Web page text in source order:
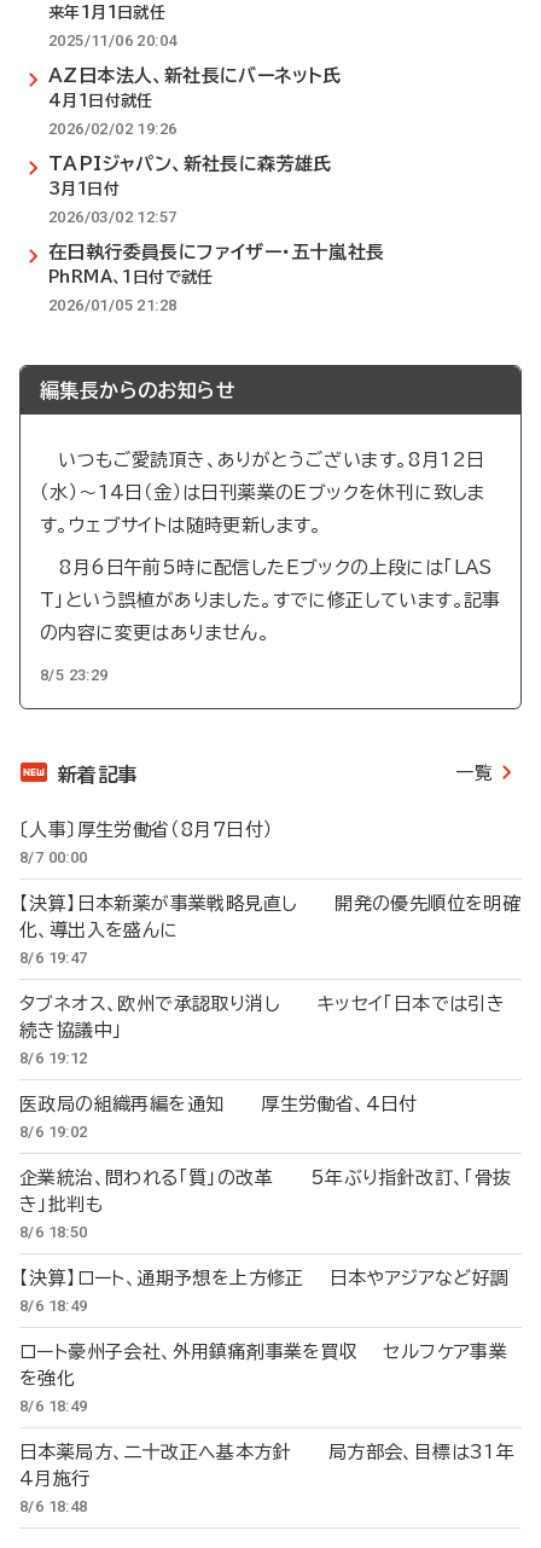
来年1月1日就任
2025/11/06 20:04
AZ日本法人、新社長にバーネット氏
4月1日付就任
2026/02/02 19:26
TAPIジャパン、新社長に森芳雄氏
3月1日付
2026/03/02 12:57
在日執行委員長にファイザー・五十嵐社長
PhRMA、1日付で就任
2026/01/05 21:28
編集長からのお知らせ
いつもご愛読頂き、ありがとうございます。8月12日
（水）～14日（金）は日刊薬業のEブックを休刊に致しま
す。ウェブサイトは随時更新します。
8月6日午前5時に配信したEブックの上段には「LAS
T」という誤植がありました。すでに修正しています。記事
の内容に変更はありません。
8/5 23:29
新着記事 一覧
〔人事〕厚生労働省（8月7日付）
8/7 00:00
【決算】日本新薬が事業戦略見直し 開発の優先順位を明確
化、導出入を盛んに
8/6 19:47
タブネオス、欧州で承認取り消し キッセイ「日本では引き
続き協議中」
8/6 19:12
医政局の組織再編を通知 厚生労働省、4日付
8/6 19:02
企業統治、問われる「質」の改革 5年ぶり指針改訂、「骨抜
き」批判も
8/6 18:50
【決算】ロート、通期予想を上方修正 日本やアジアなど好調
8/6 18:49
ロート豪州子会社、外用鎮痛剤事業を買収 セルフケア事業
を強化
8/6 18:49
日本薬局方、二十改正へ基本方針 局方部会、目標は31年
4月施行
8/6 18:48